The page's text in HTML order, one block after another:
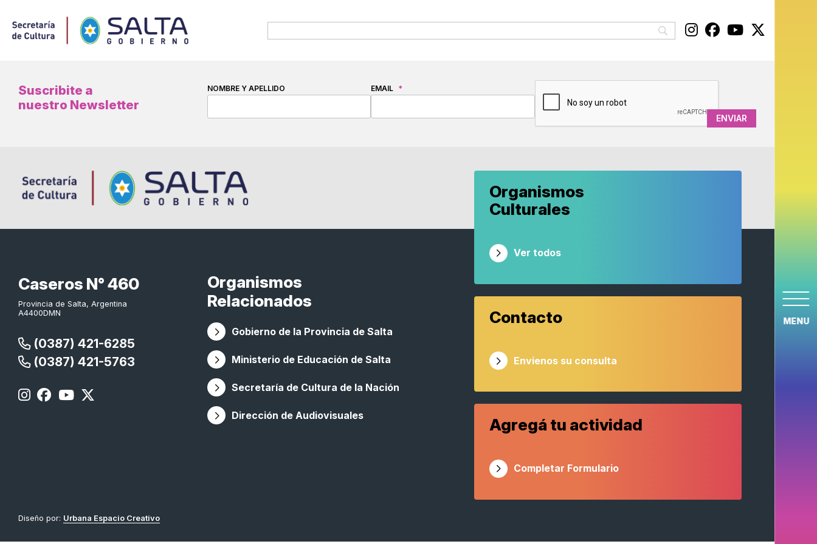
MENU
Suscribite a
nuestro Newsletter
NOMBRE Y APELLIDO EMAIL *
Caseros N° 460
Provincia de Salta, Argentina
A4400DMN
(0387) 421-6285
(0387) 421-5763
Organismos
Relacionados
Gobierno de la Provincia de Salta
Ministerio de Educación de Salta
Secretaría de Cultura de la Nación
Dirección de Audiovisuales
Organismos
Culturales
Ver todos
Contacto
Envienos su consulta
Agregá tu actividad
Completar Formulario
Diseño por: Urbana Espacio Creativo